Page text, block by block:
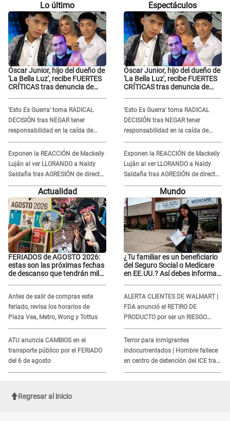
Lo último
Óscar Junior, hijo del dueño de
'La Bella Luz', recibe FUERTES
CRÍTICAS tras denuncia de
'Esto Es Guerra' toma RADICAL
DECISIÓN tras NEGAR tener
responsabilidad en la caída de
Kevin Díaz desde 8 metros de
altura
Exponen la REACCIÓN de Mackeily
Luján al ver LLORANDO a Naldy
Saldaña tras AGRESIÓN de director
de 'La Bella Luz': Esto hizo
Espectáculos
Óscar Junior, hijo del dueño de
'La Bella Luz', recibe FUERTES
CRÍTICAS tras denuncia de
'Esto Es Guerra' toma RADICAL
DECISIÓN tras NEGAR tener
responsabilidad en la caída de
Kevin Díaz desde 8 metros de
altura
Exponen la REACCIÓN de Mackeily
Luján al ver LLORANDO a Naldy
Saldaña tras AGRESIÓN de director
de 'La Bella Luz': Esto hizo
Actualidad
FERIADOS de AGOSTO 2026:
estas son las próximas fechas
de descanso que tendrán miles
Antes de salir de compras este
feriado, revisa los horarios de
Plaza Vea, Metro, Wong y Tottus
ATU anuncia CAMBIOS en el
transporte público por el FERIADO
del 6 de agosto
Mundo
¿Tu familiar es un beneficiario
del Seguro Social o Medicare
en EE.UU.? Así debes informar
ALERTA CLIENTES DE WALMART |
FDA anunció el RETIRO DE
PRODUCTO por ser un RIESGO
MORTAL para consumidores: ¿Cuál
es?
Terror para inmigrantes
indocumentados | Hombre fallece
en centro de detención del ICE tras
sufrir una "emergencia médica"
Regresar al inicio